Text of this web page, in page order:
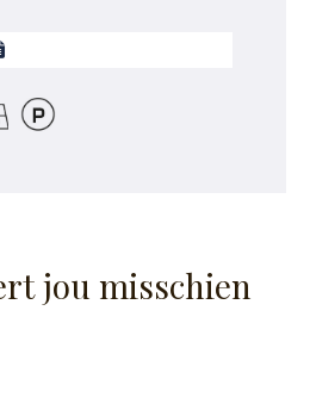
jou misschien